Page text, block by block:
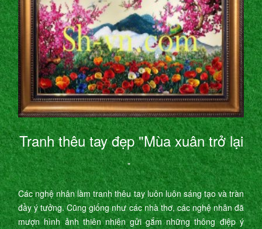
Tranh thêu tay đẹp "Mùa xuân trở lại
"
Các nghệ nhân làm tranh thêu tay luôn luôn sáng tạo và tràn
đầy ý tưởng. Cũng giống như các nhà thơ, các nghệ nhân đã
mượn hình ảnh thiên nhiên gửi gắm những thông điệp ý